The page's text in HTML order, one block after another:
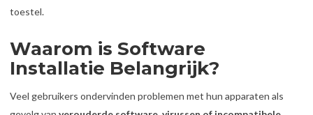
toestel.
Waarom is Software
Installatie Belangrijk?
Veel gebruikers ondervinden problemen met hun apparaten als